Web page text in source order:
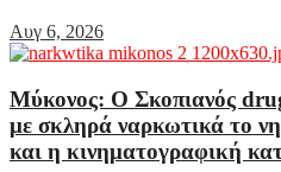
Αυγ 6, 2026
Μύκονος: Ο Σκοπιανός
με σκληρά ναρκωτικά το
και η κινηματογραφική